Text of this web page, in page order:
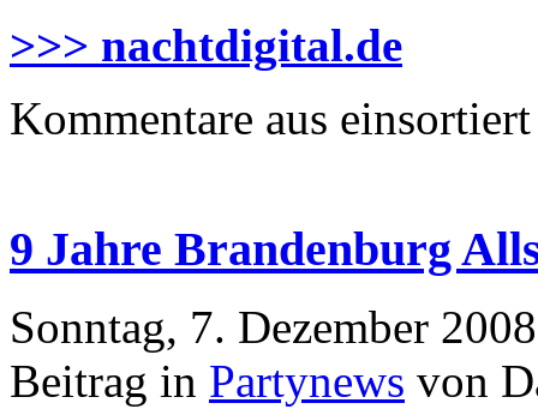
>>> nachtdigital.de
Kommentare aus
9 Jahre Brandenburg
Sonntag, 7. Dezember
Beitrag in Partynews von